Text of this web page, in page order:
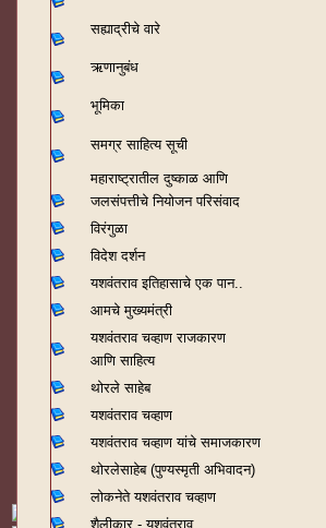
सह्याद्रीचे वारे
ऋणानुबंध
भूमिका
समग्र साहित्य सूची
महाराष्ट्रातील दुष्काळ आणि
जलसंपत्तीचे नियोजन परिसंवाद
विरंगुळा
विदेश दर्शन
यशवंतराव इतिहासाचे एक पान..
आमचे मुख्यमंत्री
यशवंतराव चव्हाण राजकारण
आणि साहित्य
थोरले साहेब
यशवंतराव चव्हाण
यशवंतराव चव्हाण यांचे समाजकारण
थोरलेसाहेब (पुण्यस्मृती अभिवादन)
लोकनेते यशवंतराव चव्हाण
शैलीकार - यशवंतराव